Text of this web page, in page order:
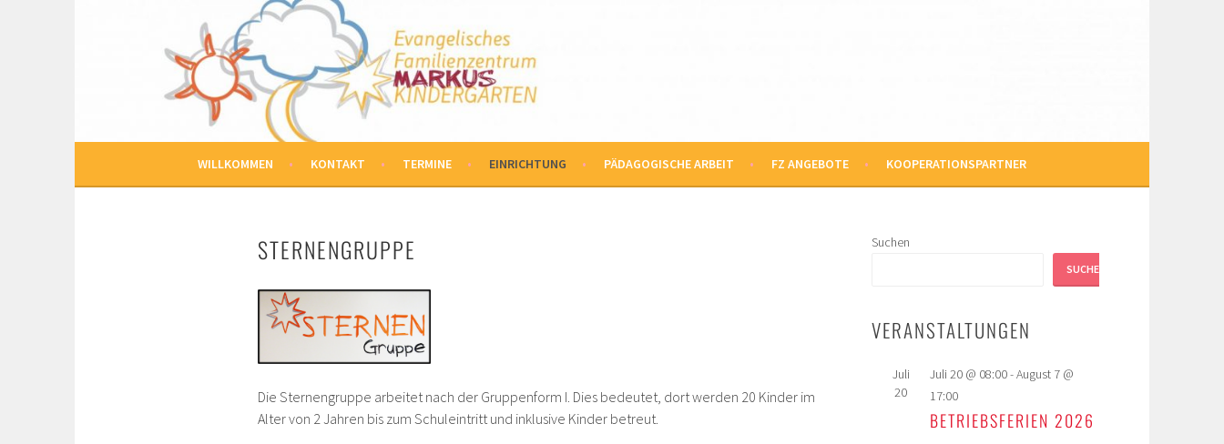
MARKUS KINDERGARTEN
EVANGELISCHES FAMILIENZENTRUM
WILLKOMMEN KONTAKT TERMINE EINRICHTUNG PÄDAGOGISCHE ARBEIT FZ ANGEBOTE KOOPERATIONSPARTNER
STERNENGRUPPE
Die Sternengruppe arbeitet nach der Gruppenform I. Dies bedeutet, dort werden 20 Kinder im
Alter von 2 Jahren bis zum Schuleintritt und inklusive Kinder betreut.
Suchen
SUCHEN
VERANSTALTUNGEN
Juli
20
Juli 20 @ 08:00-August 7 @
17:00
BETRIEBSFERIEN 2026